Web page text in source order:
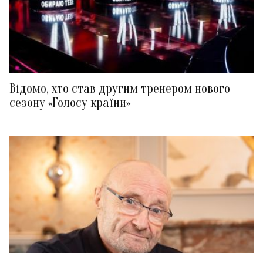
Відомо, хто став другим тренером нового
сезону «Голосу країни»